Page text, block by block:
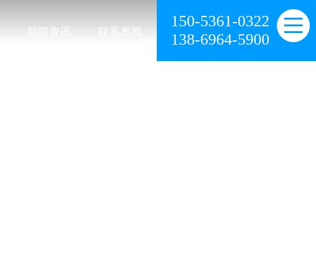
150-5361-0322
138-6964-5900
新闻资讯 联系奥凯